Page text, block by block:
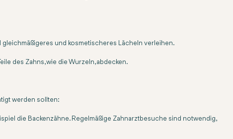
und kosmetischeres Lächeln verleihen.
des Zahns, wie die Wurzeln, abdecken.
werden sollten:
die Backenzähne. Regelmäßige Zahnarztbesuche sind notwendig,